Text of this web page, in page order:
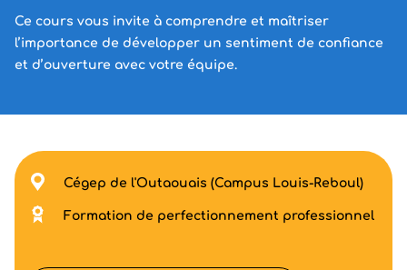
Ce cours vous invite à comprendre et maîtriser
l’importance de développer un sentiment de confiance
et d’ouverture avec votre équipe.
Cégep de l'Outaouais (Campus Louis-Reboul)
Formation de perfectionnement professionnel